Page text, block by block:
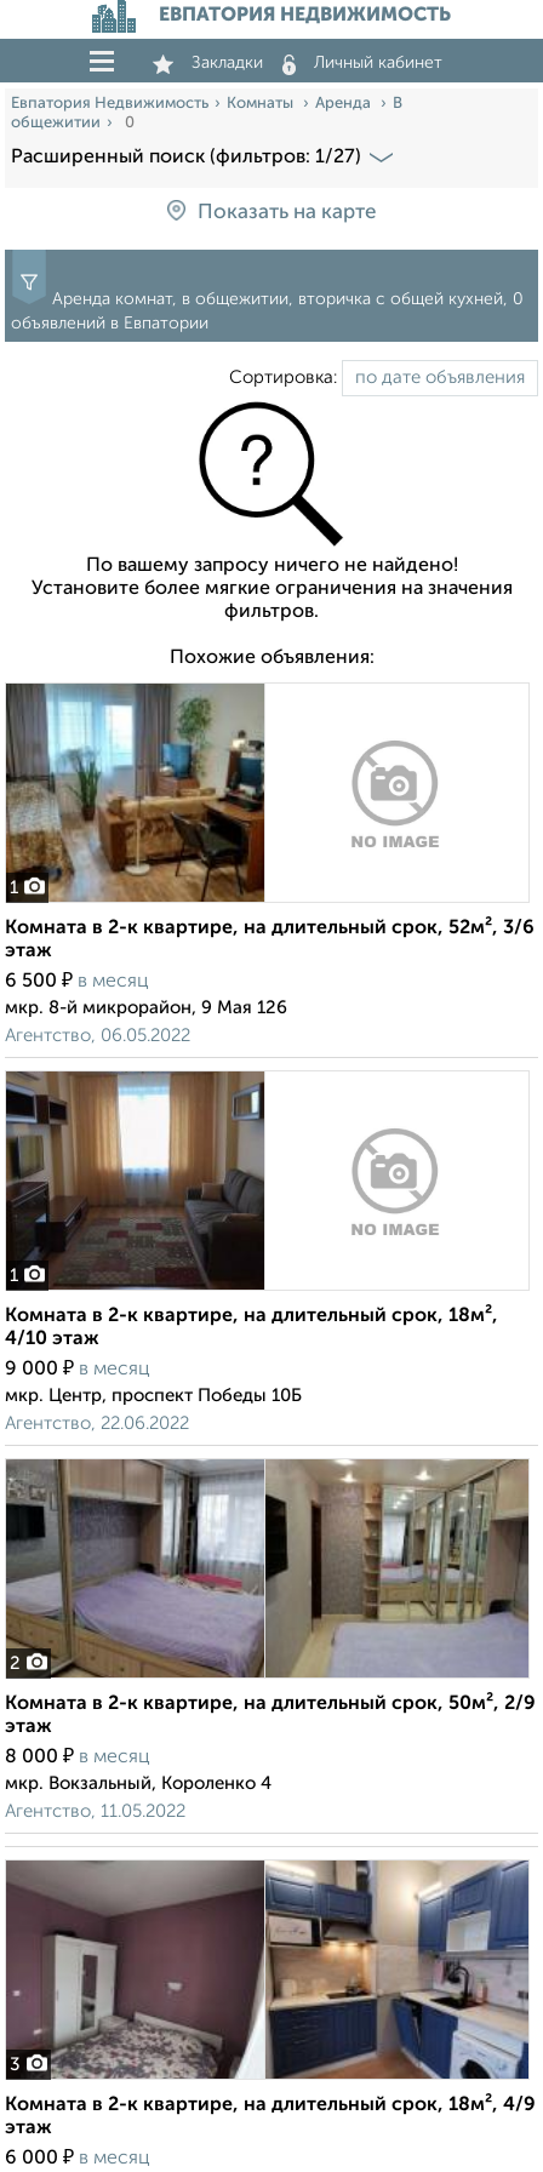
ЕВПАТОРИЯ НЕДВИЖИМОСТЬ
Закладки Личный кабинет
Евпатория Недвижимость Комнаты Аренда
В
общежитии
0
Расширенный поиск (фильтров: 1/27)
Показать на карте
Аренда комнат, в общежитии, вторичка с общей кухней, 0
объявлений в Евпатории
Сортировка:
По вашему запросу ничего не найдено!
Установите более мягкие ограничения на значения
фильтров.
Похожие объявления:
1
Комната в 2-к квартире, на длительный срок, 52м², 3/6
этаж
6 500 ₽ в месяц
мкр. 8-й микрорайон, 9 Мая 126
Агентство, 06.05.2022
1
Комната в 2-к квартире, на длительный срок, 18м²,
4/10 этаж
9 000 ₽ в месяц
мкр. Центр, проспект Победы 10Б
Агентство, 22.06.2022
2
Комната в 2-к квартире, на длительный срок, 50м², 2/9
этаж
8 000 ₽ в месяц
мкр. Вокзальный, Короленко 4
Агентство, 11.05.2022
3
Комната в 2-к квартире, на длительный срок, 18м², 4/9
этаж
6 000 ₽ в месяц